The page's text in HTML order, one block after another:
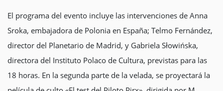
El programa del evento incluye las intervenciones de Anna
Sroka, embajadora de Polonia en España; Telmo Fernández,
director del Planetario de Madrid, y Gabriela Słowińska,
directora del Instituto Polaco de Cultura, previstas para las
18 horas. En la segunda parte de la velada, se proyectará la